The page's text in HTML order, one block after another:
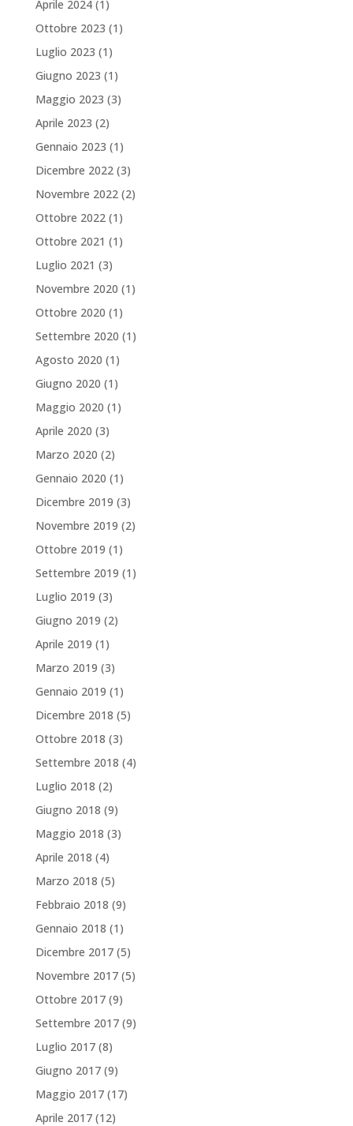
Aprile 2024(1)
Ottobre 2023 (1)
Luglio 2023 (1)
Giugno 2023 (1)
Maggio 2023 (3)
Aprile 2023 (2)
Gennaio 2023 (1)
Dicembre 2022(3)
Novembre 2022(2)
Ottobre 2022(1)
Ottobre 2021 (1)
Luglio 2021 (3)
Novembre 2020 (1)
Ottobre 2020 (1)
Settembre 2020 (1)
Agosto 2020 (1)
Giugno 2020 (1)
Maggio 2020 (1)
Aprile 2020 (3)
Marzo 2020 (2)
Gennaio 2020 (1)
Dicembre 2019 (3)
Novembre 2019 (2)
Ottobre 2019 (1)
Settembre 2019 (1)
Luglio 2019 (3)
Giugno 2019 (2)
Aprile 2019 (1)
Marzo 2019 (3)
Gennaio 2019 (1)
Dicembre 2018 (5)
Ottobre 2018 (3)
Settembre 2018 (4)
Luglio 2018 (2)
Giugno 2018 (9)
Maggio 2018 (3)
Aprile 2018 (4)
Marzo 2018 (5)
Febbraio 2018 (9)
Gennaio 2018 (1)
Dicembre 2017(5)
Novembre 2017(5)
Ottobre 2017(9)
Settembre 2017(9)
Luglio 2017(8)
Giugno 2017(9)
Maggio 2017(17)
Aprile 2017(12)